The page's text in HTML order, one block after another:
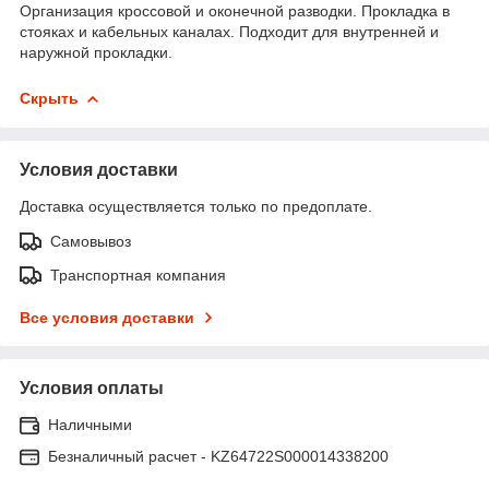
Организация кроссовой и оконечной разводки. Прокладка в
стояках и кабельных каналах. Подходит для внутренней и
наружной прокладки.
Скрыть
Условия доставки
Доставка осуществляется только по предоплате.
Самовывоз
Транспортная компания
Все условия доставки
Условия оплаты
Наличными
Безналичный расчет - KZ64722S000014338200